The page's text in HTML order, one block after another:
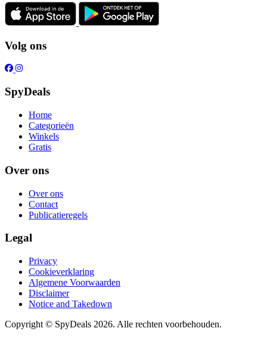
Volg ons
SpyDeals
Home
Categorieën
Winkels
Gratis
Over ons
Over ons
Contact
Publicatieregels
Legal
Privacy
Cookieverklaring
Algemene Voorwaarden
Disclaimer
Notice and Takedown
Copyright © SpyDeals 2026. Alle rechten voorbehouden.